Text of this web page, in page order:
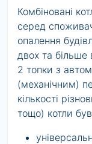
Комбіновані
серед
опалення
двох та
2 топки з
(механічним)
кількості
тощо) котли